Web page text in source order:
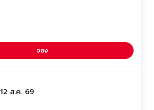
จอง
12 ส.ค. 69